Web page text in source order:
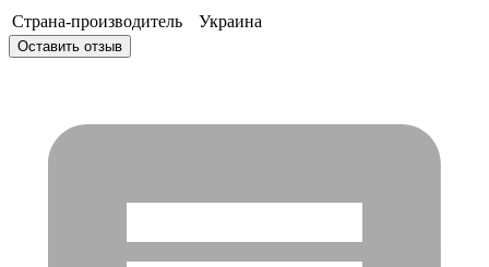
Страна-производитель Украина
Оставить отзыв